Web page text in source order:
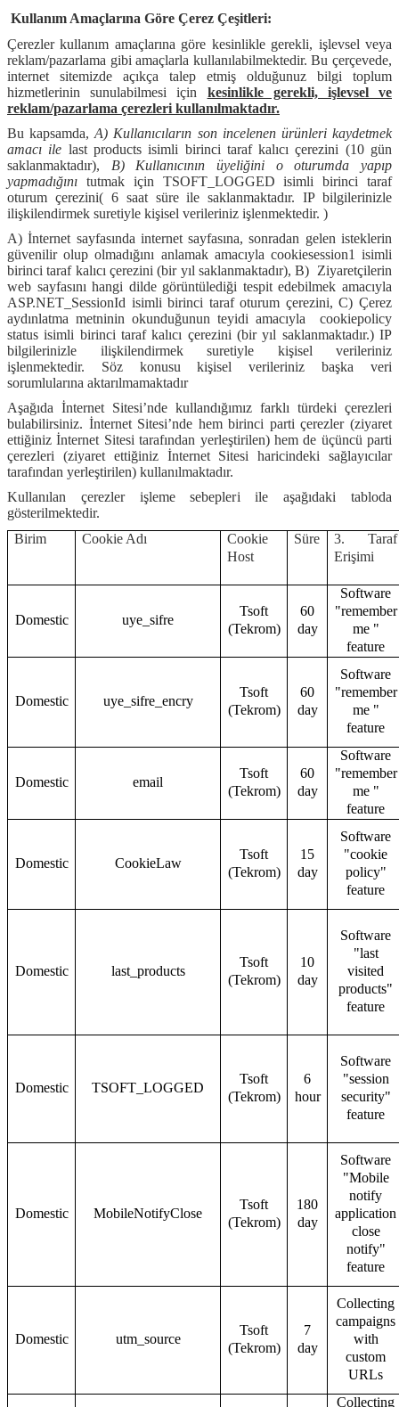
Kullanım Amaçlarına Göre Çerez Çeşitleri:
Çerezler kullanım amaçlarına göre kesinlikle gerekli, işlevsel veya
reklam/pazarlama gibi amaçlarla kullanılabilmektedir. Bu çerçevede,
internet sitemizde açıkça talep etmiş olduğunuz bilgi toplum
hizmetlerinin sunulabilmesi için kesinlikle gerekli, işlevsel ve
reklam/pazarlama çerezleri kullanılmaktadır.
Bu kapsamda,A) Kullanıcıların son incelenen ürünleri kaydetmek
amacı ile last products isimli birinci taraf kalıcı çerezini (10 gün
saklanmaktadır), B) Kullanıcının üyeliğini o oturumda yapıp
yapmadığını tutmak için TSOFT_LOGGED isimli birinci taraf
oturum çerezini( 6 saat süre ile saklanmaktadır. IP bilgilerinizle
ilişkilendirmek suretiyle kişisel verileriniz işlenmektedir. )
A) İnternet sayfasında internet sayfasına, sonradan gelen isteklerin
güvenilir olup olmadığını anlamak amacıyla cookiesession1 isimli
birinci taraf kalıcı çerezini (bir yıl saklanmaktadır), B) Ziyaretçilerin
web sayfasını hangi dilde görüntülediği tespit edebilmek amacıyla
ASP.NET_SessionId isimli birinci taraf oturum çerezini, C) Çerez
aydınlatma metninin okunduğunun teyidi amacıyla
cookiepolicy
status isimli birinci taraf kalıcı çerezini (bir yıl saklanmaktadır.) IP
bilgilerinizle ilişkilendirmek suretiyle kişisel verileriniz
işlenmektedir. Söz konusu kişisel verileriniz başka veri
sorumlularına aktarılmamaktadır
Aşağıda İnternet Sitesi’nde kullandığımız farklı türdeki çerezleri
bulabilirsiniz. İnternet Sitesi’nde hem birinci parti çerezler (ziyaret
ettiğiniz İnternet Sitesi tarafından yerleştirilen) hem de üçüncü parti
çerezleri (ziyaret ettiğiniz İnternet Sitesi haricindeki sağlayıcılar
tarafından yerleştirilen) kullanılmaktadır.
Kullanılan çerezler işleme sebepleri ile aşağıdaki tabloda
gösterilmektedir.
Birim
Cookie Adı
Cookie
Host
Süre
3. Taraf
Erişimi
Domestic uye_sifre
Tsoft
(Tekrom)
60
day
Software
"remember
me "
feature
Domestic uye_sifre_encry
Tsoft
(Tekrom)
60
day
Software
"remember
me "
feature
Domestic email
Tsoft
(Tekrom)
60
day
Software
"remember
me "
feature
Domestic CookieLaw
Tsoft
(Tekrom)
15
day
Software
"cookie
policy"
feature
Domestic last_products
Tsoft
(Tekrom)
10
day
Software
"last
visited
products"
feature
Domestic TSOFT_LOGGED
Tsoft
(Tekrom)
6
hour
Software
"session
security"
feature
Domestic MobileNotifyClose
Tsoft
(Tekrom)
180
day
Software
"Mobile
notify
application
close
notify"
feature
Domestic utm_source
Tsoft
(Tekrom)
7
day
Collecting
campaigns
with
custom
URLs
Collecting